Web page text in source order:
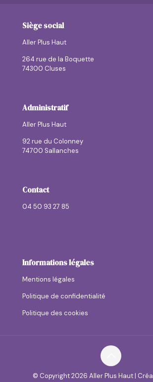
Siège social
Aller Plus Haut
264 rue de la Boquette
74300 Cluses
Administratif
Aller Plus Haut
92 rue du Colonney
74700 Sallanches
Contact
04 50 93 27 85
Informations légales
Mentions légales
Politique de confidentialité
Politique des cookies
© Copyright2026 Aller Plus Haut |